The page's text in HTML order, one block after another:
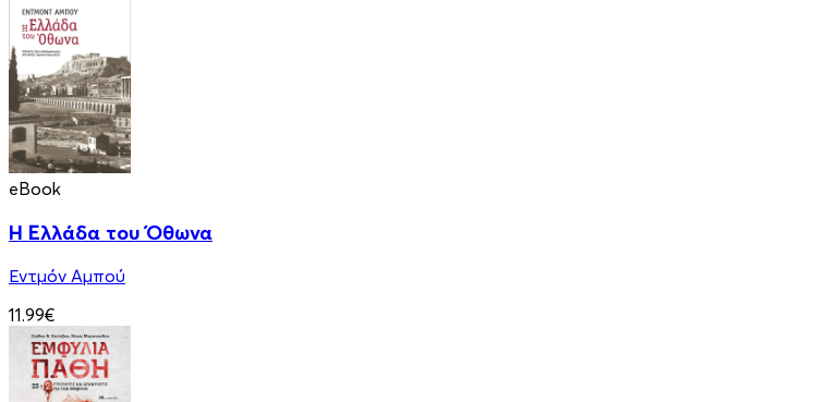
eBook
Η Ελλάδα του Όθωνα
Εντμόν Αμπού
11.99€